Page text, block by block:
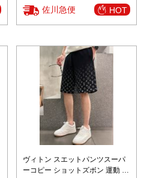
佐川急便 HOT
ヴィトン スエットパンツスーパ
ーコピー ショットズボン 運動 ラ